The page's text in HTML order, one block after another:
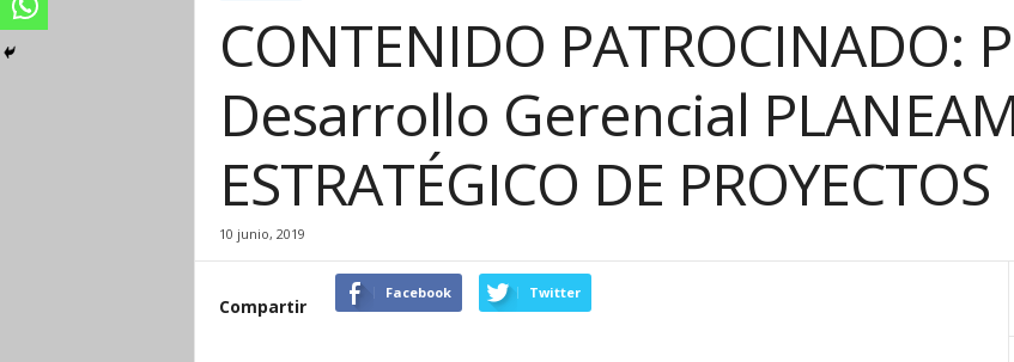
CONTENIDO PATROCINADO:
Desarrollo Gerencial
ESTRATÉGICO DE PROYECTOS
10 junio, 2019
Compartir
Facebook Twitter